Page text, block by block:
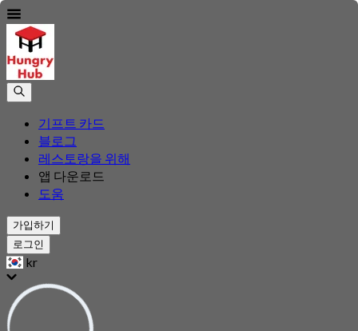
기프트 카드
블로그
레스토랑을 위해
앱 다운로드
도움
가입하기
로그인
kr